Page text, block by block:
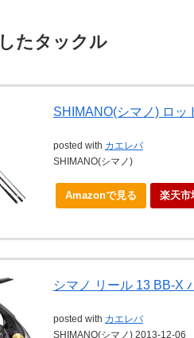
たタックル
SHIMANO(シマノ) ロッ
posted with カエレバ
SHIMANO(シマノ)
Amazonで見る 楽天市
シマノ リール 13 BB-X
posted with カエレバ
SHIMANO(シマノ) 2013-12-06